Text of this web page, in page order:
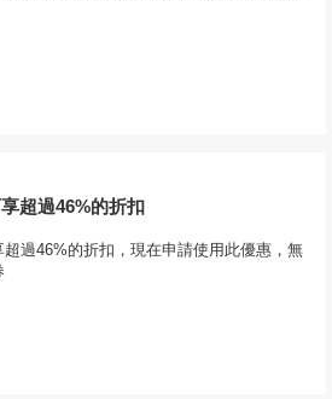
超過46%的折扣
過46%的折扣，現在申請使用此優惠，無